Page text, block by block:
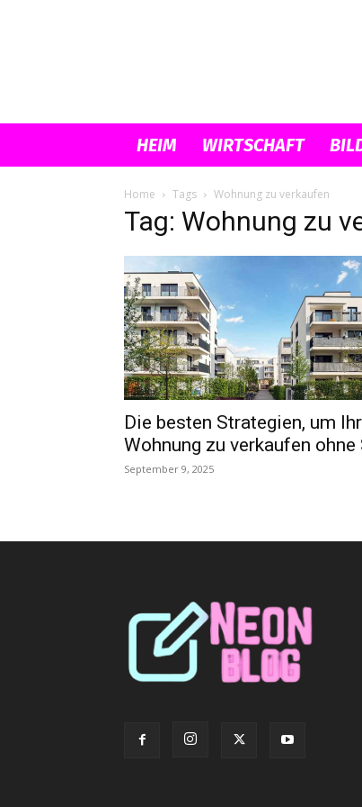
HEIM WIRTSCHAFT
Home Tags Wohnung zu verkaufen
Tag: Wohnung zu
Die besten Strategien, um
Wohnung zu verkaufen ohne
September 9, 2025